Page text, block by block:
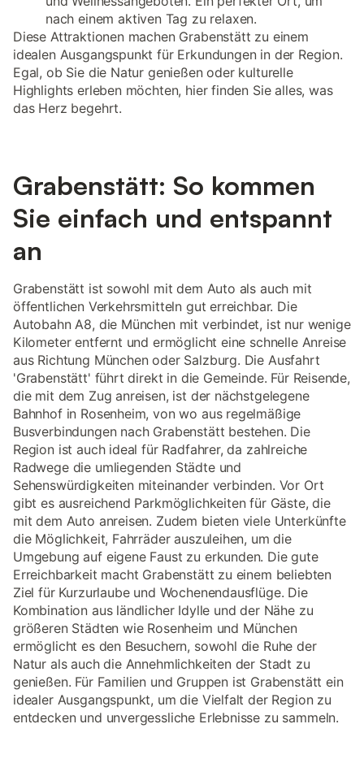
nach einem aktiven Tag zu relaxen.
Diese Attraktionen machen Grabenstätt zu einem
idealen Ausgangspunkt für Erkundungen in der Region.
Egal, ob Sie die Natur genießen oder kulturelle
Highlights erleben möchten, hier finden Sie alles, was
das Herz begehrt.
Grabenstätt: So kommen
Sie einfach und entspannt
an
Grabenstätt ist sowohl mit dem Auto als auch mit
öffentlichen Verkehrsmitteln gut erreichbar. Die
Autobahn A8, die München mit verbindet, ist nur wenige
Kilometer entfernt und ermöglicht eine schnelle Anreise
aus Richtung München oder Salzburg. Die Ausfahrt
'Grabenstätt' führt direkt in die Gemeinde. Für Reisende,
die mit dem Zug anreisen, ist der nächstgelegene
Bahnhof in Rosenheim, von wo aus regelmäßige
Busverbindungen nach Grabenstätt bestehen. Die
Region ist auch ideal für Radfahrer, da zahlreiche
Radwege die umliegenden Städte und
Sehenswürdigkeiten miteinander verbinden. Vor Ort
gibt es ausreichend Parkmöglichkeiten für Gäste, die
mit dem Auto anreisen. Zudem bieten viele Unterkünfte
die Möglichkeit, Fahrräder auszuleihen, um die
Umgebung auf eigene Faust zu erkunden. Die gute
Erreichbarkeit macht Grabenstätt zu einem beliebten
Ziel für Kurzurlaube und Wochenendausflüge. Die
Kombination aus ländlicher Idylle und der Nähe zu
größeren Städten wie Rosenheim und München
ermöglicht es den Besuchern, sowohl die Ruhe der
Natur als auch die Annehmlichkeiten der Stadt zu
genießen. Für Familien und Gruppen ist Grabenstätt ein
idealer Ausgangspunkt, um die Vielfalt der Region zu
entdecken und unvergessliche Erlebnisse zu sammeln.